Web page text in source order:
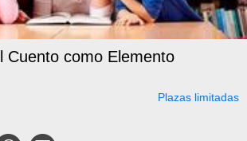
Cuento como Elemento
Plazas limitadas